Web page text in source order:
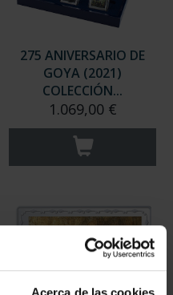
Acerca de las cookies
275 ANIVERSARIO DE
GOYA (2021)
COLECCIÓN...
1.069,00 €